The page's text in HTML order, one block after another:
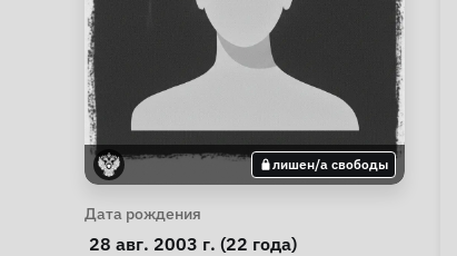
лишен/а свободы
Личная информация
Дата рождения
28 авг. 2003 г. (22 года)